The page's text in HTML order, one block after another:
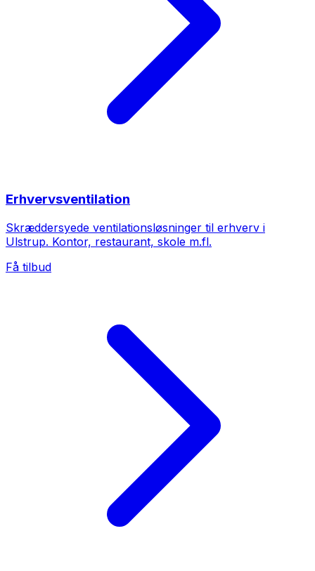
Erhvervsventilation
Skræddersyede ventilationsløsninger til erhverv i
Ulstrup. Kontor, restaurant, skole m.fl.
Få tilbud